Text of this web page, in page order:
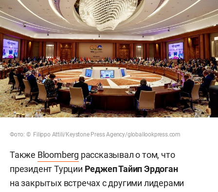
Фото: © Filippo Attili/Keystone Press Agency/globallookpress.com
Также Bloomberg рассказывал о том, что
президент Турции Реджеп Тайип Эрдоган
на закрытых встречах с другими лидерами